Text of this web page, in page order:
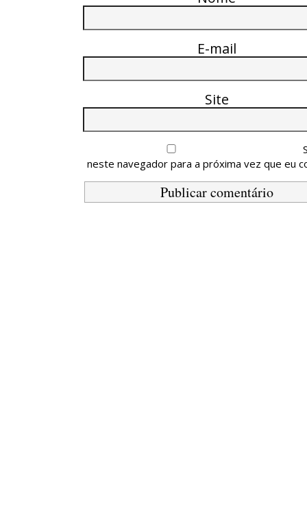
E-mail
Site
neste navegador para a próxima vez que eu